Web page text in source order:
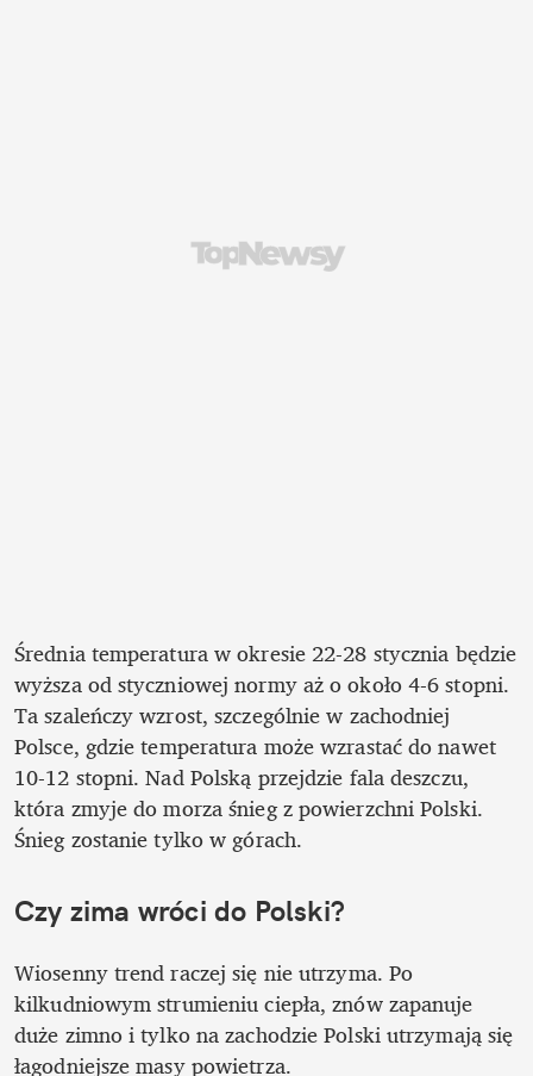
Średnia temperatura w okresie 22-28 stycznia będzie
wyższa od styczniowej normy aż o około 4-6 stopni.
Ta szaleńczy wzrost, szczególnie w zachodniej
Polsce, gdzie temperatura może wzrastać do nawet
10-12 stopni. Nad Polską przejdzie fala deszczu,
która zmyje do morza śnieg z powierzchni Polski.
Śnieg zostanie tylko w górach.
Czy zima wróci do Polski?
Wiosenny trend raczej się nie utrzyma. Po
kilkudniowym strumieniu ciepła, znów zapanuje
duże zimno i tylko na zachodzie Polski utrzymają się
łagodniejsze masy powietrza.